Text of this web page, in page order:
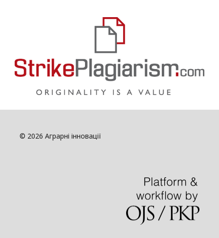
© 2026 Аграрні інновації